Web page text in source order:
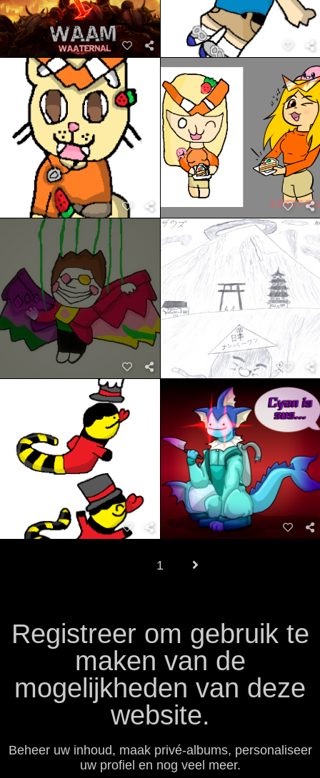
1
Registreer om gebruik te
maken van de
mogelijkheden van deze
website.
Beheer uw inhoud, maak privé-albums, personaliseer
uw profiel en nog veel meer.